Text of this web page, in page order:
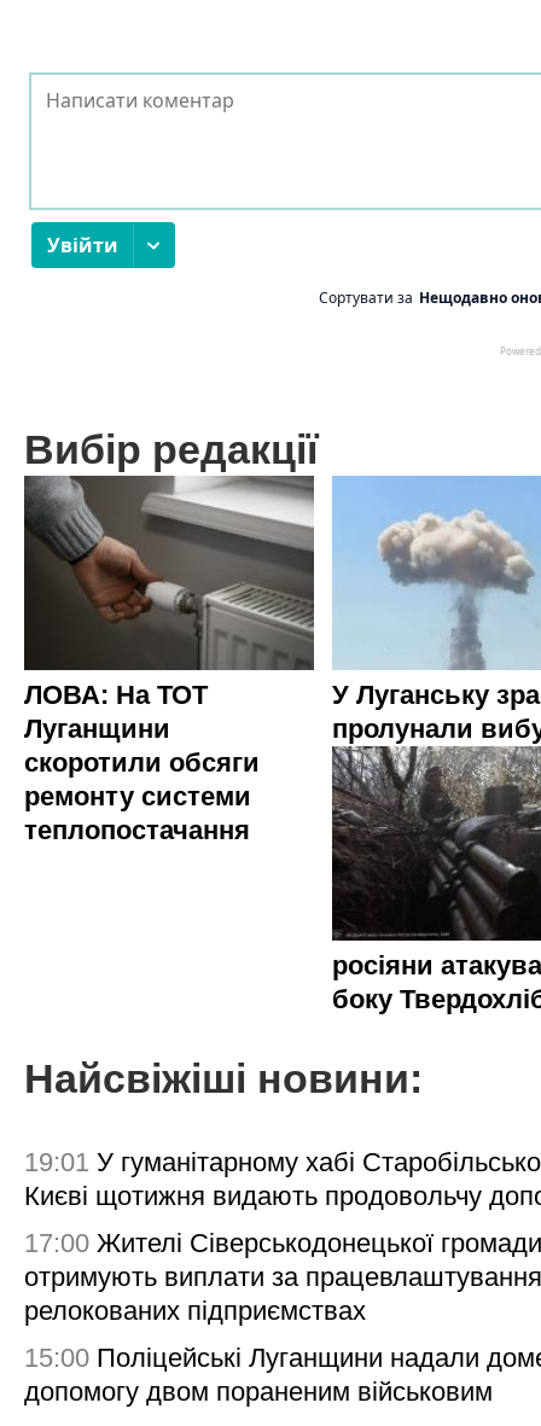
Вибір редакції
ЛОВА: На ТОТ
Луганщини
скоротили обсяги
ремонту системи
теплопостачання
У Луганську
пролунали
росіяни
боку
Найсвіжіші новини:
19:01 У гуманітарному хабі
Києві щотижня видають продовольчу
17:00 Жителі Сіверськодонецької
отримують виплати за
релокованих підприємствах
15:00 Поліцейські Луганщини надали
допомогу двом пораненим військовим